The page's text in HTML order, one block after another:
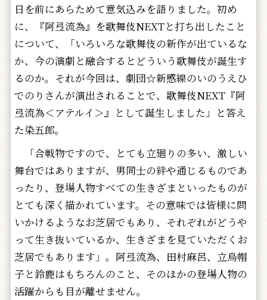
日を前にあらためて意気込みを語りました。初め
に、『阿弖流為』を歌舞伎NEXTと打ち出したこと
について、「いろいろな歌舞伎の新作が出ているな
か、今の演劇と融合するとどういう歌舞伎が誕生す
るのか。それが今回は、劇団☆新感線のいのうえひ
でのりさんが演出されることで、歌舞伎NEXT『阿
弖流為＜アテルイ＞』として誕生しました」と答え
た染五郎。
「合戦物ですので、とても立廻りの多い、激しい
舞台ではありますが、男同士の絆や通じるものであ
ったり、登場人物すべての生きざまといったものが
とても深く描かれています。その意味では皆様に問
いかけるようなお芝居でもあり、それぞれがどうや
って生き抜いているか、生きざまを見ていただくお
芝居でもあります」。阿弖流為、田村麻呂、立烏帽
子と鈴鹿はもちろんのこと、そのほかの登場人物の
活躍からも目が離せません。